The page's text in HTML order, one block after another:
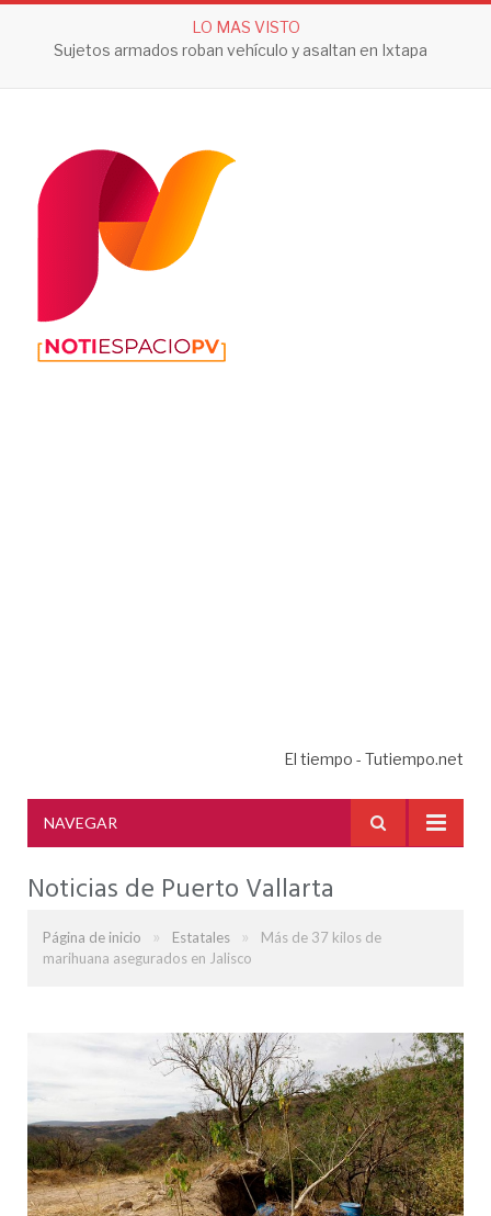
LO MAS VISTO
Sujetos armados roban vehículo y asaltan en Ixtapa
El tiempo - Tutiempo.net
NAVEGAR
Noticias de Puerto Vallarta
Página de inicio » Estatales »
Más de 37 kilos de
marihuana asegurados en Jalisco